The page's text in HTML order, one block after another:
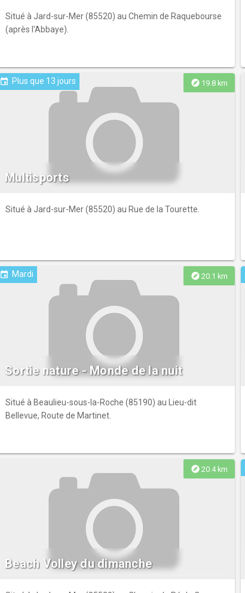
Situé à Jard-sur-Mer (85520) au Chemin de Raquebourse
(après l'Abbaye).
explore 19.8 km
event Plus que 13 jours
Multisports
Situé à Jard-sur-Mer (85520) au Rue de la Tourette.
explore 20.1 km
event Mardi
Sortie nature - Monde de la nuit
Situé à Beaulieu-sous-la-Roche (85190) au Lieu-dit
Bellevue, Route de Martinet.
explore 20.4 km
Beach Volley du dimanche